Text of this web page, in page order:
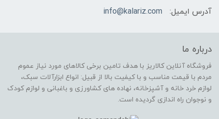
آدرس ایمیل:
info@kalariz.com
درباره ما
فروشگاه آنلاین کالاریز با هدف تامین برخی کالاهای مورد نیاز عموم
مردم با قیمت مناسب و با کیفیت بالا از قبیل: انواع ابزارآلات سبک،
لوازم خرد خانه و آشپزخانه، نهاده های کشاورزی و باغبانی و لوازم کودک
و نوجوان راه اندازی گردیده است.